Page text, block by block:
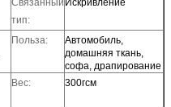
Связанный
тип:
Искривление
Польза:
Автомобиль,
домашняя ткань,
софа, драпирование
Вес: 300гсм